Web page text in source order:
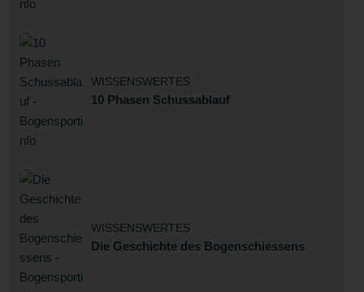
WISSENSWERTES
10 Phasen Schussablauf
WISSENSWERTES
Die Geschichte des Bogenschiessens